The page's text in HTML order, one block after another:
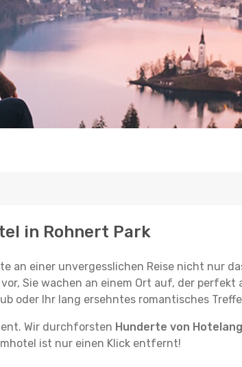
in Rohnert Park
an einer unvergesslichen Reise nicht nur
Sie wachen an einem Ort auf, der
oder Ihr lang ersehntes romantisches
Wir durchforsten Hunderte von
ist nur einen Klick entfernt!